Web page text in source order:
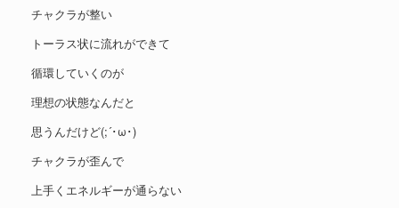
チャクラが整い
トーラス状に流れができて
循環していくのが
理想の状態なんだと
思うんだけど(;´･ω･)
チャクラが歪んで
上手くエネルギーが通らない